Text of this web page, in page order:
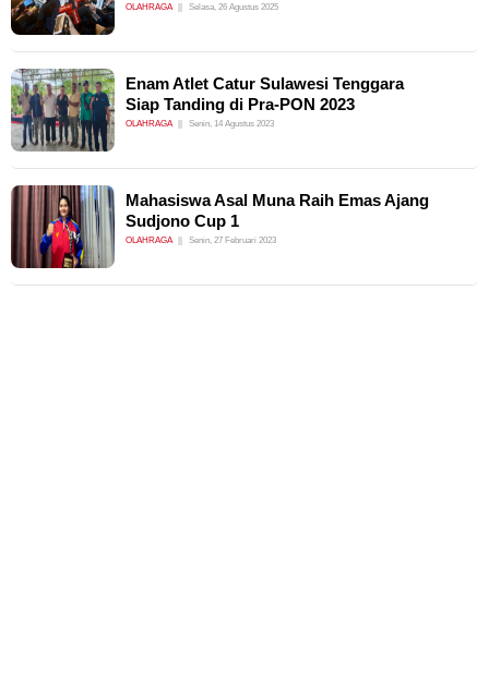
OLAHRAGA Selasa, 26 Agustus 2025
Enam Atlet Catur Sulawesi Tenggara
Siap Tanding di Pra-PON 2023
OLAHRAGA Senin, 14 Agustus 2023
Mahasiswa Asal Muna Raih Emas Ajang
Sudjono Cup 1
OLAHRAGA Senin, 27 Februari 2023